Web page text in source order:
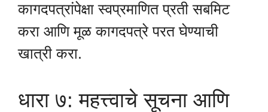
कागदपत्रांपेक्षा स्वप्रमाणित प्रती सबमिट
करा आणि मूळ कागदपत्रे परत घेण्याची
खात्री करा.
धारा ७: महत्त्वाचे सूचना आणि